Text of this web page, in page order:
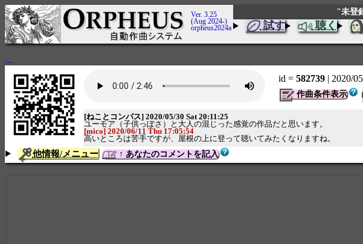
Ver. 3.25
(Aug 2024-)
orpheus2024a
"未登
試す 聴く
...
id = 582739 | 2020/
作曲条件表示
[ねことコンパス] 2020/05/30 Sat 20:11:25
ユーモア（子供っぽさ）と大人の混じった感覚の作品だと思います。
[mico] 2020/06/11 Thu 17:05:54
高いところは苦手ですが、屋根の上に登って聴いてみたくなりますね。
他情報/メニュー ↑ あなたのコメントを記入